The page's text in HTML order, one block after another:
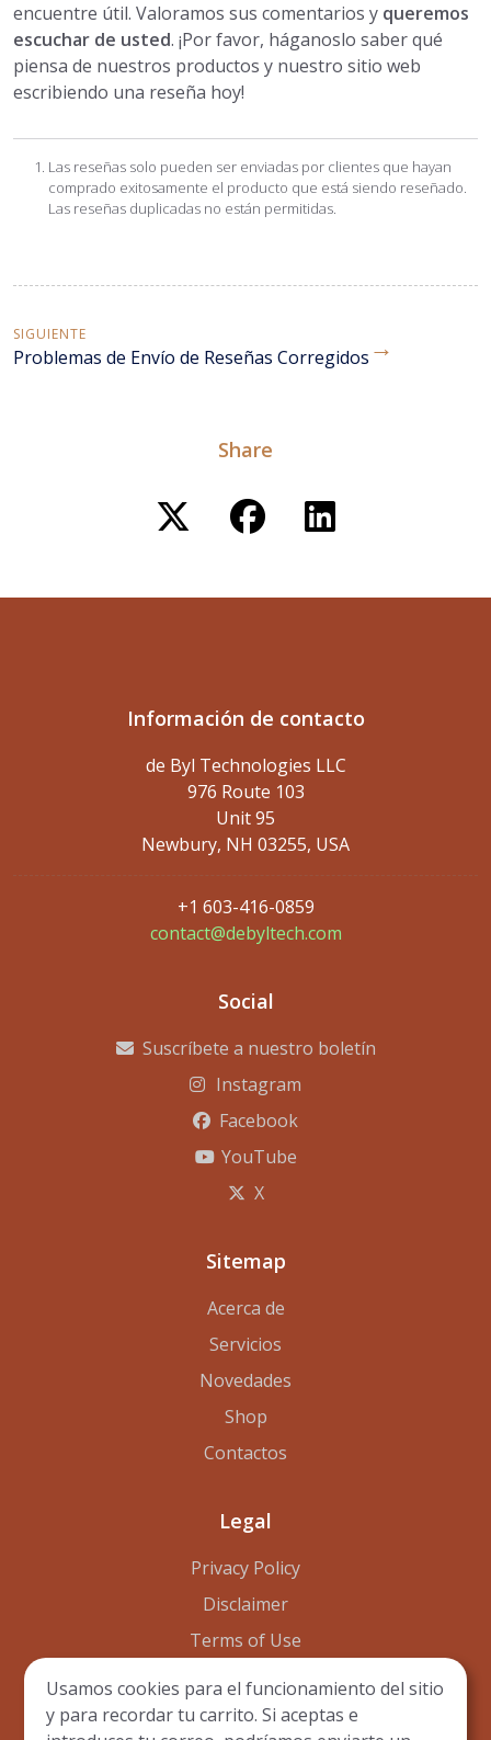
encuentre útil. Valoramos sus comentarios y queremos
escuchar de usted. ¡Por favor, háganoslo saber qué
piensa de nuestros productos y nuestro sitio web
escribiendo una reseña hoy!
Las reseñas solo pueden ser enviadas por clientes que hayan
comprado exitosamente el producto que está siendo reseñado.
Las reseñas duplicadas no están permitidas.
SIGUIENTE
Problemas de Envío de Reseñas Corregidos →
Share
Información de contacto
de Byl Technologies LLC
976 Route 103
Unit 95
Newbury, NH 03255, USA
+1 603-416-0859
contact@debyltech.com
Social
Suscríbete a nuestro boletín
Instagram
Facebook
YouTube
X
Sitemap
Acerca de
Servicios
Novedades
Shop
Contactos
Legal
Privacy Policy
Disclaimer
Terms of Use
Usamos cookies para el funcionamiento del sitio
y para recordar tu carrito. Si aceptas e